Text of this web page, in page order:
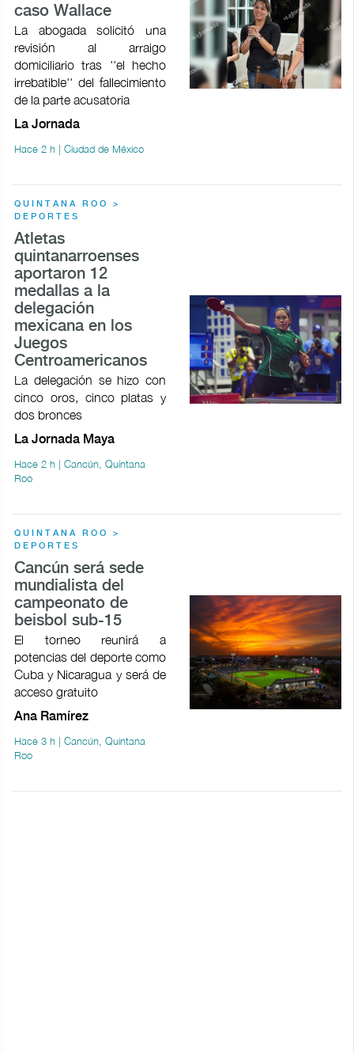
caso Wallace
La abogada solicitó una
revisión al arraigo
domiciliario tras ''el hecho
irrebatible'' del fallecimiento
de la parte acusatoria
La Jornada
Hace 2 h | Ciudad de México
QUINTANA ROO >
DEPORTES
Atletas
quintanarroenses
aportaron 12
medallas a la
delegación
mexicana en los
Juegos
Centroamericanos
La delegación se hizo con
cinco oros, cinco platas y
dos bronces
La Jornada Maya
Hace 2 h | Cancún, Quintana
Roo
QUINTANA ROO >
DEPORTES
Cancún será sede
mundialista del
campeonato de
beisbol sub-15
El torneo reunirá a
potencias del deporte como
Cuba y Nicaragua y será de
acceso gratuito
Ana Ramírez
Hace 3 h | Cancún, Quintana
Roo